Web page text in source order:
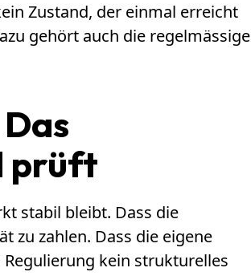
Zustand, der einmal erreicht
gehört auch die regelmässige
prüft
stabil bleibt. Dass die
zu zahlen. Dass die eigene
kein strukturelles